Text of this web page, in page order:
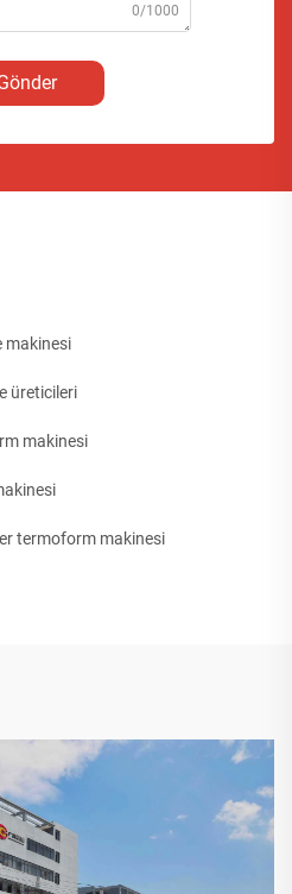
0/1000
makinesi
üreticileri
makinesi
termoform makinesi